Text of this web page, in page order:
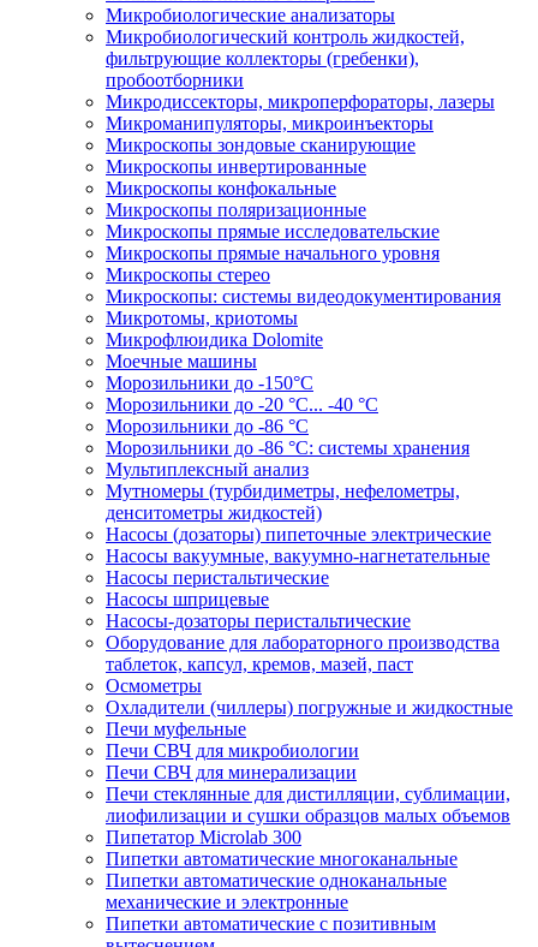
Микробиологические анализаторы
Микробиологический контроль жидкостей,
фильтрующие коллекторы (гребенки),
пробоотборники
Микродиссекторы, микроперфораторы, лазеры
Микроманипуляторы, микроинъекторы
Микроскопы зондовые сканирующие
Микроскопы инвертированные
Микроскопы конфокальные
Микроскопы поляризационные
Микроскопы прямые исследовательские
Микроскопы прямые начального уровня
Микроскопы стерео
Микроскопы: системы видеодокументирования
Микротомы, криотомы
Микрофлюидика Dolomite
Моечные машины
Морозильники до -150°С
Морозильники до -20 °C... -40 °C
Морозильники до -86 °C
Морозильники до -86 °C: системы хранения
Мультиплексный анализ
Мутномеры (турбидиметры, нефелометры,
денситометры жидкостей)
Насосы (дозаторы) пипеточные электрические
Насосы вакуумные, вакуумно-нагнетательные
Насосы перистальтические
Насосы шприцевые
Насосы-дозаторы перистальтические
Оборудование для лабораторного производства
таблеток, капсул, кремов, мазей, паст
Осмометры
Охладители (чиллеры) погружные и жидкостные
Печи муфельные
Печи СВЧ для микробиологии
Печи СВЧ для минерализации
Печи стеклянные для дистилляции, сублимации,
лиофилизации и сушки образцов малых объемов
Пипетатор Microlab 300
Пипетки автоматические многоканальные
Пипетки автоматические одноканальные
механические и электронные
Пипетки автоматические с позитивным